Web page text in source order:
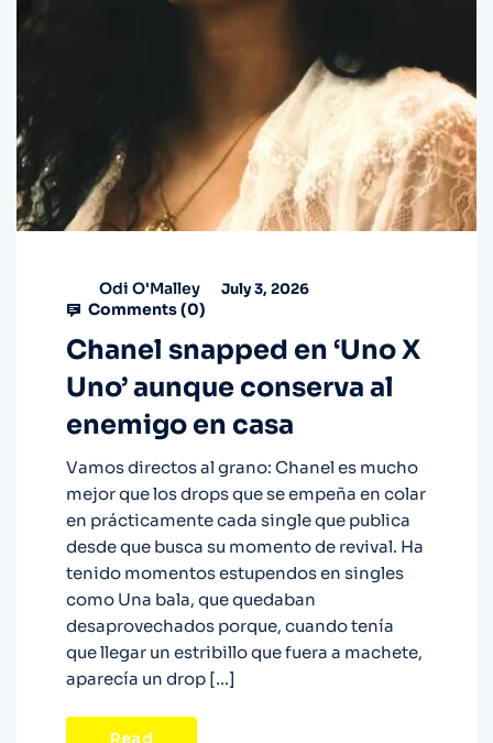
Odi O'Malley July 3, 2026
Comments (0)
Chanel snapped en ‘Uno X
Uno’ aunque conserva al
enemigo en casa
Vamos directos al grano: Chanel es mucho
mejor que los drops que se empeña en colar
en prácticamente cada single que publica
desde que busca su momento de revival. Ha
tenido momentos estupendos en singles
como Una bala, que quedaban
desaprovechados porque, cuando tenía
que llegar un estribillo que fuera a machete,
aparecía un drop […]
Read